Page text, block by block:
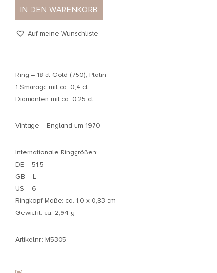
IN DEN WARENKORB
Auf meine Wunschliste
Ring – 18 ct Gold (750), Platin
1 Smaragd mit ca. 0,4 ct
Diamanten mit ca. 0,25 ct
Vintage – England um 1970
Internationale Ringgrößen:
DE – 51,5
GB – L
US – 6
Ringkopf Maße: ca. 1,0 x 0,83 cm
Gewicht: ca. 2,94 g
Artikelnr.: M5305